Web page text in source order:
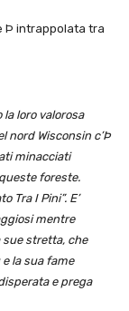
Þ intrappolata tra
loro valorosa
nord Wisconsin c’Þ
minacciati
foreste.
Tra I Pini”. E’
mentre
sue stretta, che
la sua fame
e prega